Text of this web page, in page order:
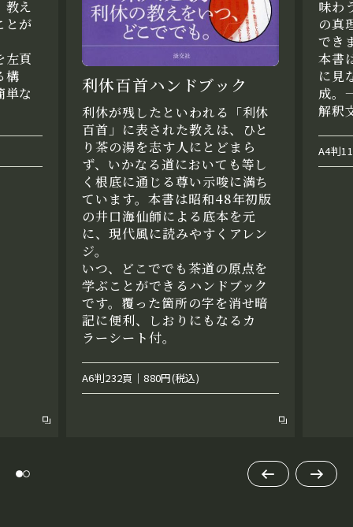
教え
とが
左頁
構
単な
利休百首ハンドブック
利休が残したといわれる「利休
百首」に表された教えは、ひと
り茶の湯を志す人にとどまら
ず、いかなる道においても等し
く根底に通じる尊い示唆に満ち
ています。本書は昭和48年初版
の井口海仙師による底本を元
に、現代風に読みやすくアレン
ジ。
いつ、どこででも茶道の原点を
学ぶことができるハンドブック
です。覆った箇所の字を消せ暗
記に便利、しおりにもなるカ
ラーシート付。
A6判232頁｜880円(税込)
味わ
の真
でき
本書
に見
成。
解釈
A4判
前へ 次へ